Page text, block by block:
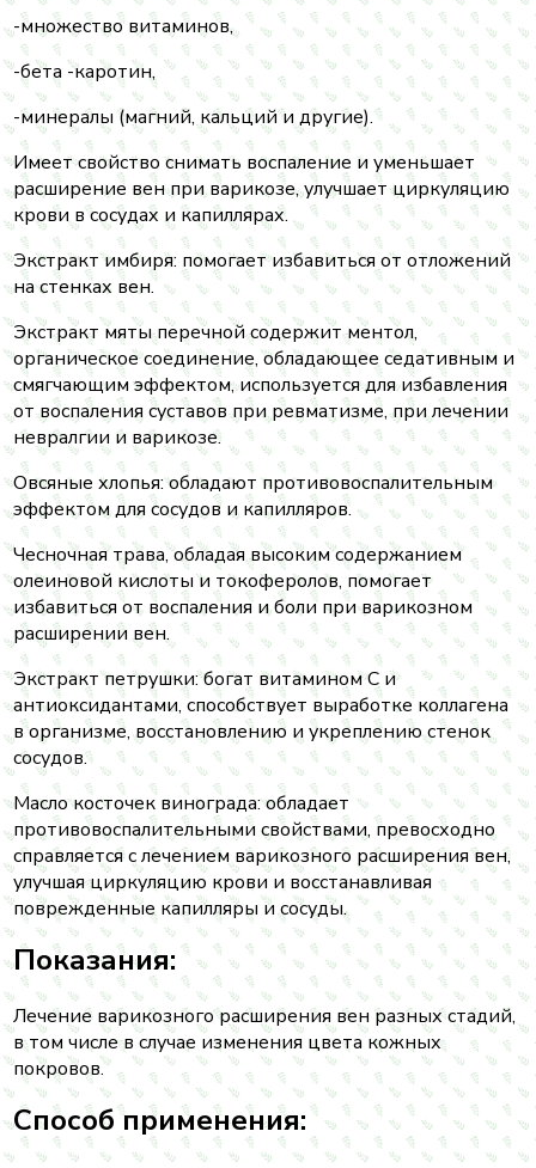
-множество витаминов,
-бета -каротин,
-минералы (магний, кальций и другие).
Имеет свойство снимать воспаление и уменьшает
расширение вен при варикозе, улучшает циркуляцию
крови в сосудах и капиллярах.
Экстракт имбиря: помогает избавиться от отложений
на стенках вен.
Экстракт мяты перечной содержит ментол,
органическое соединение, обладающее седативным и
смягчающим эффектом, используется для избавления
от воспаления суставов при ревматизме, при лечении
невралгии и варикозе.
Овсяные хлопья: обладают противовоспалительным
эффектом для сосудов и капилляров.
Чесночная трава, обладая высоким содержанием
олеиновой кислоты и токоферолов, помогает
избавиться от воспаления и боли при варикозном
расширении вен.
Экстракт петрушки: богат витамином С и
антиоксидантами, способствует выработке коллагена
в организме, восстановлению и укреплению стенок
сосудов.
Масло косточек винограда: обладает
противовоспалительными свойствами, превосходно
справляется с лечением варикозного расширения вен,
улучшая циркуляцию крови и восстанавливая
поврежденные капилляры и сосуды.
Показания:
Лечение варикозного расширения вен разных стадий,
в том числе в случае изменения цвета кожных
покровов.
Способ применения: